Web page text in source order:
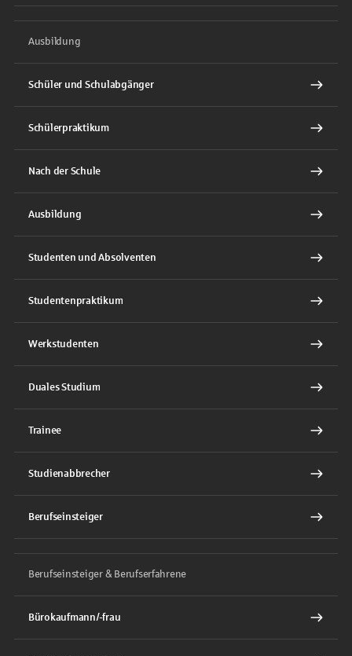
Ausbildung
Schüler und Schulabgänger
Schülerpraktikum
Nach der Schule
Ausbildung
Studenten und Absolventen
Studentenpraktikum
Werkstudenten
Duales Studium
Trainee
Studienabbrecher
Berufseinsteiger
Berufseinsteiger & Berufserfahrene
Bürokaufmann/-frau